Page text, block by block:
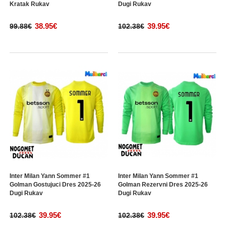
Kratak Rukav
99.88€ 38.95€
Dugi Rukav
102.38€ 39.95€
Inter Milan Yann Sommer #1
Golman Gostujuci Dres 2025-26
Dugi Rukav
102.38€ 39.95€
Inter Milan Yann Sommer #1
Golman Rezervni Dres 2025-26
Dugi Rukav
102.38€ 39.95€